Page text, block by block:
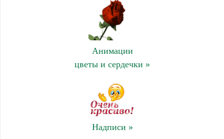
Анимации
цветы и сердечки »
Надписи »